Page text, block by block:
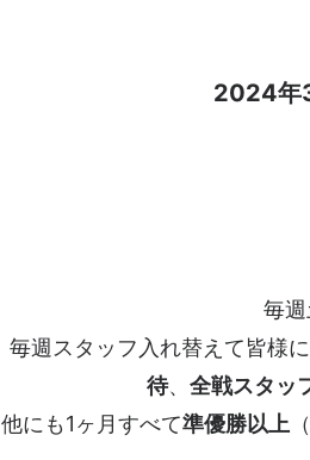
2024年
毎
毎週スタッフ入れ替えて皆様
待、全戦スタッ
他にも1ヶ月すべて準優勝以上